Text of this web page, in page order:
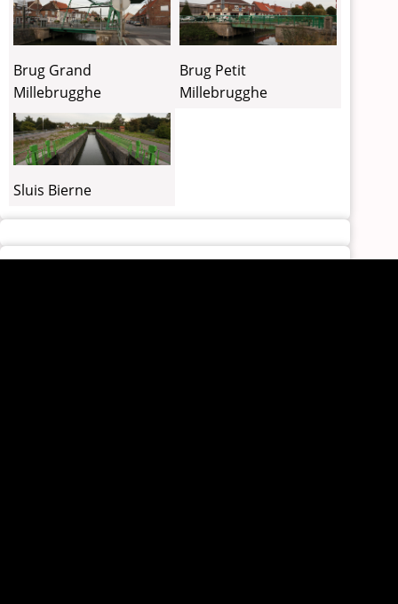
Brug Grand
Millebrugghe
Brug Petit
Millebrugghe
Sluis Bierne